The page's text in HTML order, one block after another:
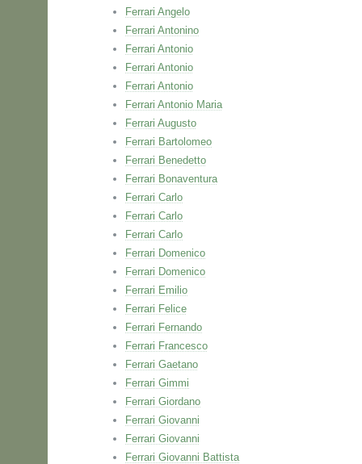
Ferrari Angelo
Ferrari Antonino
Ferrari Antonio
Ferrari Antonio
Ferrari Antonio
Ferrari Antonio Maria
Ferrari Augusto
Ferrari Bartolomeo
Ferrari Benedetto
Ferrari Bonaventura
Ferrari Carlo
Ferrari Carlo
Ferrari Carlo
Ferrari Domenico
Ferrari Domenico
Ferrari Emilio
Ferrari Felice
Ferrari Fernando
Ferrari Francesco
Ferrari Gaetano
Ferrari Gimmi
Ferrari Giordano
Ferrari Giovanni
Ferrari Giovanni
Ferrari Giovanni Battista